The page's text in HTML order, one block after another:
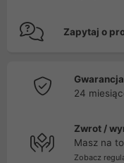
Zapytaj o
24
Zwrot /
Masz na
Zobacz